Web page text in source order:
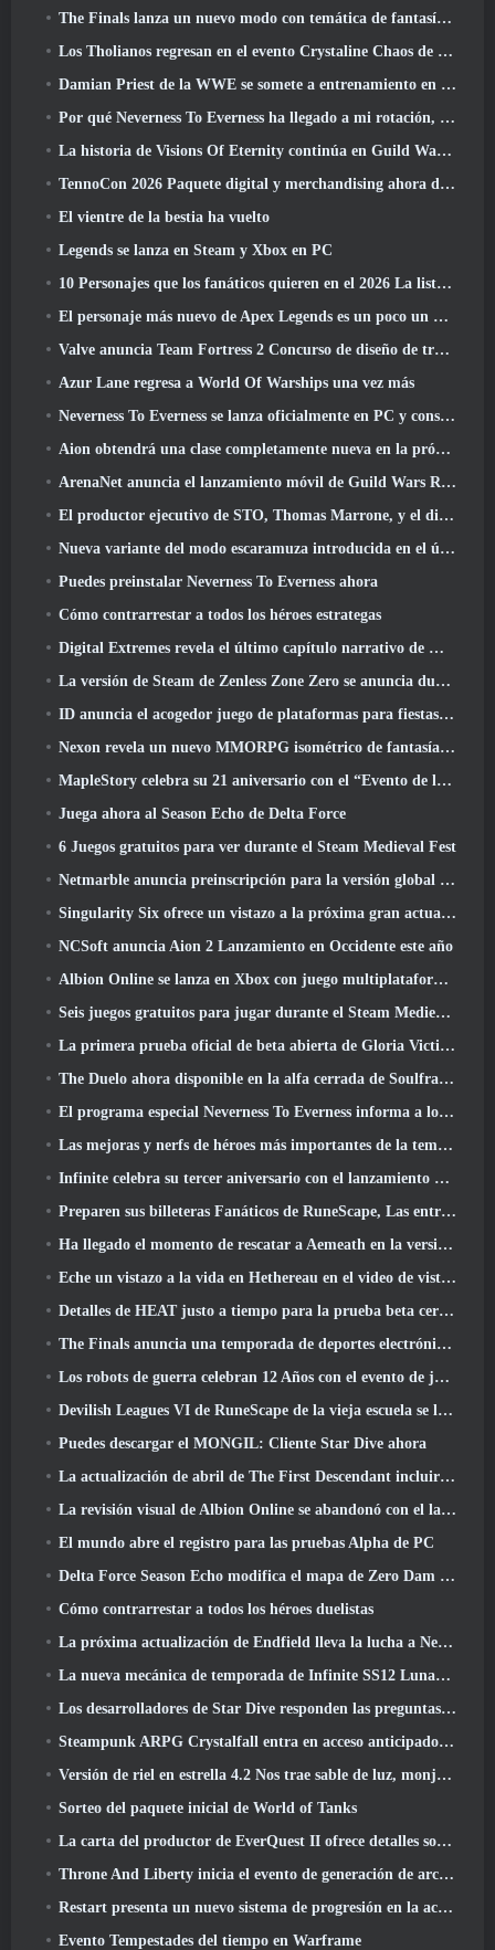
The Finals lanza un nuevo modo con temática de fantasía medieval, 'Dragon's Claim'
Los Tholianos regresan en el evento Crystaline Chaos de Star Trek Online
Damian Priest de la WWE se somete a entrenamiento en “The Loot Camp” en el tráiler Live Action Burst Fest de Delta Force
Por qué Neverness To Everness ha llegado a mi rotación, Por ahora
La historia de Visions Of Eternity continúa en Guild Wars 2 La próxima semana
TennoCon 2026 Paquete digital y merchandising ahora disponibles para comprar
El vientre de la bestia ha vuelto
Legends se lanza en Steam y Xbox en PC
10 Personajes que los fanáticos quieren en el 2026 La lista de Marvel Rivals es la que tiene más probabilidades de suceder
El personaje más nuevo de Apex Legends es un poco un demonio de la velocidad
Valve anuncia Team Fortress 2 Concurso de diseño de trofeos ÜBERFEST
Azur Lane regresa a World Of Warships una vez más
Neverness To Everness se lanza oficialmente en PC y consolas
Aion obtendrá una clase completamente nueva en la próxima actualización de Dread Blade
ArenaNet anuncia el lanzamiento móvil de Guild Wars Reforged
El productor ejecutivo de STO, Thomas Marrone, y el director creativo de Neverwinter, Randy Mosiondz, hablan sobre los juegos y el futuro de Cryptic.
Nueva variante del modo escaramuza introducida en el último acto de Valorant
Puedes preinstalar Neverness To Everness ahora
Cómo contrarrestar a todos los héroes estrategas
Digital Extremes revela el último capítulo narrativo de Warframe con nuevos cortos de anime
La versión de Steam de Zenless Zone Zero se anuncia durante la versión 2.8 Programa Especial
ID anuncia el acogedor juego de plataformas para fiestas Totopia durante la exhibición de Xbox, Comienza el reclutamiento Beta
Nexon revela un nuevo MMORPG isométrico de fantasía oscura, Brasas de los sin corona
MapleStory celebra su 21 aniversario con el “Evento de la Universidad Maple”
Juega ahora al Season Echo de Delta Force
6 Juegos gratuitos para ver durante el Steam Medieval Fest
Netmarble anuncia preinscripción para la versión global del MMORPG de ciencia ficción RF Online Next
Singularity Six ofrece un vistazo a la próxima gran actualización de Palia The Royal Highlands
NCSoft anuncia Aion 2 Lanzamiento en Occidente este año
Albion Online se lanza en Xbox con juego multiplataforma completo
Seis juegos gratuitos para jugar durante el Steam Medieval Fest
La primera prueba oficial de beta abierta de Gloria Victis comienza hoy
The Duelo ahora disponible en la alfa cerrada de Soulframe
El programa especial Neverness To Everness informa a los jugadores qué esperar en los lanzamientos
Las mejoras y nerfs de héroes más importantes de la temporada 7.5
Infinite celebra su tercer aniversario con el lanzamiento de Lunaria SS12 hoy
Preparen sus billeteras Fanáticos de RuneScape, Las entradas para RuneFest están a punto de salir a la venta
Ha llegado el momento de rescatar a Aemeath en la versión de Wuthering Waves 3.3 Actualizar
Eche un vistazo a la vida en Hethereau en el video de vista previa del juego de lanzamiento de Neverness To Everness
Detalles de HEAT justo a tiempo para la prueba beta cerrada
The Finals anuncia una temporada de deportes electrónicos de 200.000 dólares
Los robots de guerra celebran 12 Años con el evento de juegos robóticos marcianos
Devilish Leagues VI de RuneScape de la vieja escuela se lanza hoy
Puedes descargar el MONGIL: Cliente Star Dive ahora
La actualización de abril de The First Descendant incluirá la versión Beta del nuevo contenido del juego final
La revisión visual de Albion Online se abandonó con el lanzamiento de la actualización Radiant Wilds hoy
El mundo abre el registro para las pruebas Alpha de PC
Delta Force Season Echo modifica el mapa de Zero Dam y amplía la jugabilidad de operaciones
Cómo contrarrestar a todos los héroes duelistas
La próxima actualización de Endfield lleva la lucha a Nefarith
La nueva mecánica de temporada de Infinite SS12 Lunaria es una de las "mayores adiciones" al juego
Los desarrolladores de Star Dive responden las preguntas de los jugadores en una transmisión en vivo sorpresa
Steampunk ARPG Crystalfall entra en acceso anticipado, Pero no sin algunos problemas
Versión de riel en estrella 4.2 Nos trae sable de luz, monja-chuck, El baterista pionero y un emanador de euforia
Sorteo del paquete inicial de World of Tanks
La carta del productor de EverQuest II ofrece detalles sobre el servidor de expansión con tiempo bloqueado
Throne And Liberty inicia el evento de generación de archboss doble
Restart presenta un nuevo sistema de progresión en la actualización de la temporada SS4
Evento Tempestades del tiempo en Warframe